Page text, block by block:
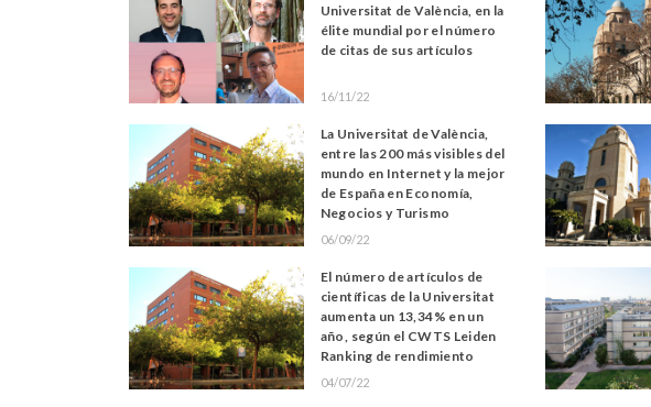
Universitat de València, en la
élite mundial por el número
de citas de sus artículos
16/11/22
La Universitat de València,
entre las 200 más visibles del
mundo en Internet y la mejor
de España en Economía,
Negocios y Turismo
06/09/22
El número de artículos de
científicas de la Universitat
aumenta un 13,34% en un
año, según el CWTS Leiden
Ranking de rendimiento
investigador
04/07/22